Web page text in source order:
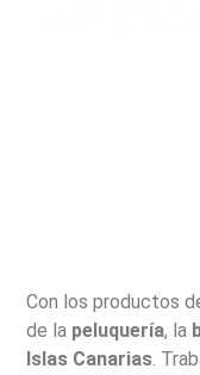
Con los productos
de la peluquería, la
Islas Canarias.